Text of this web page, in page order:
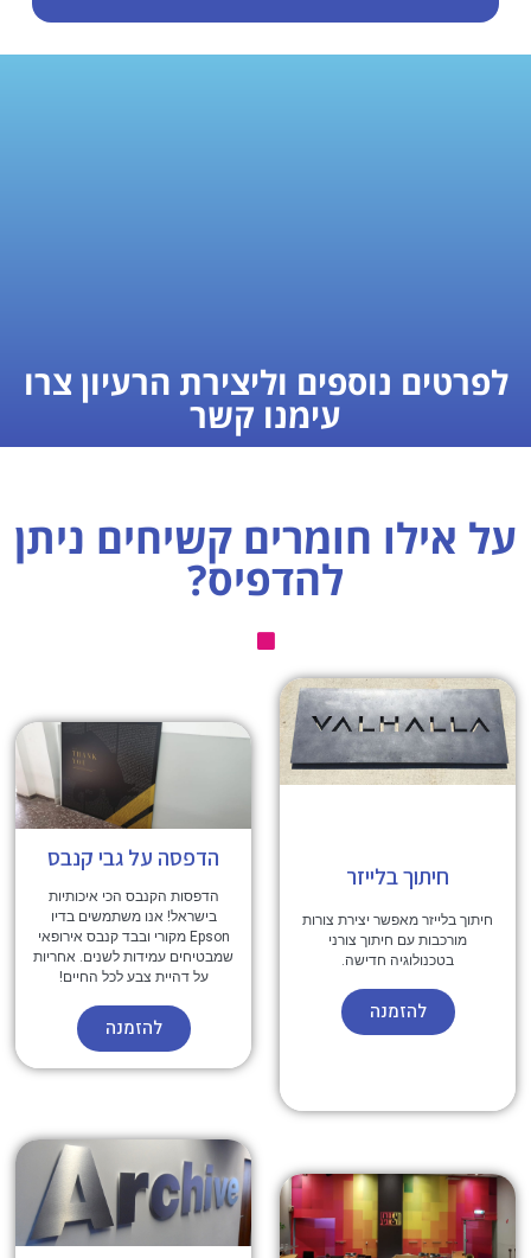
לפרטים נוספים וליצירת הרעיון צרו
עימנו קשר
על אילו חומרים קשיחים ניתן
להדפיס?
חיתוך בלייזר
חיתוך בלייזר מאפשר יצירת צורות
מורכבות עם חיתוך צורני
בטכנולוגיה חדישה.
להזמנה
הדפסה על גבי קנבס
הדפסות הקנבס הכי איכותיות
בישראל! אנו משתמשים בדיו
Epson מקורי ובבד קנבס אירופאי
שמבטיחים עמידות לשנים. אחריות
על דהיית צבע לכל החיים!
להזמנה